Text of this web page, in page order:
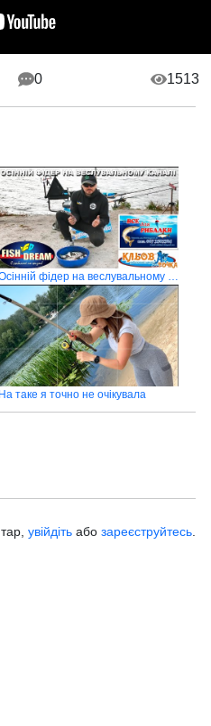
0 1513
Осінній фідер на веслувальному каналі
На таке я точно не очікувала
увійдіть або зареєструйтесь